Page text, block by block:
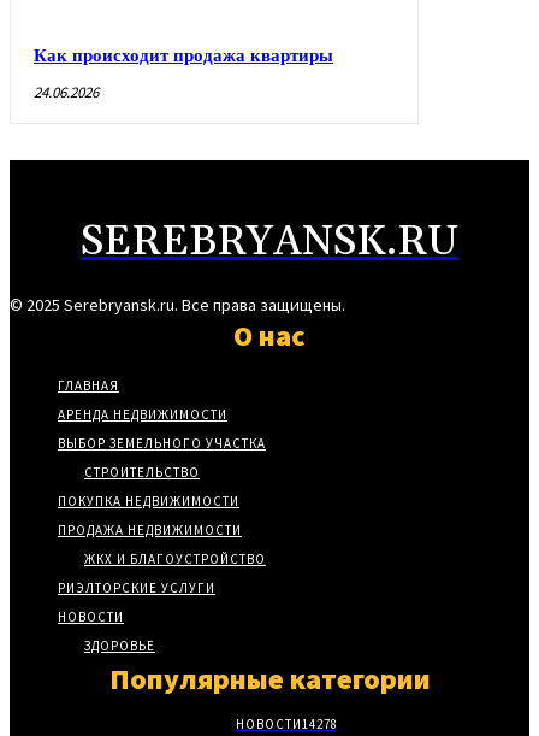
Как происходит продажа квартиры
24.06.2026
SEREBRYANSK.RU
© 2025 Serebryansk.ru. Все права защищены.
О нас
ГЛАВНАЯ
АРЕНДА НЕДВИЖИМОСТИ
ВЫБОР ЗЕМЕЛЬНОГО УЧАСТКА
СТРОИТЕЛЬСТВО
ПОКУПКА НЕДВИЖИМОСТИ
ПРОДАЖА НЕДВИЖИМОСТИ
ЖКХ И БЛАГОУСТРОЙСТВО
РИЭЛТОРСКИЕ УСЛУГИ
НОВОСТИ
ЗДОРОВЬЕ
Популярные категории
НОВОСТИ14278